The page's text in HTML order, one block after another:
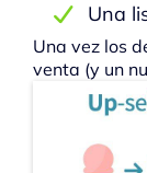
Una
Una vez los
venta (y un